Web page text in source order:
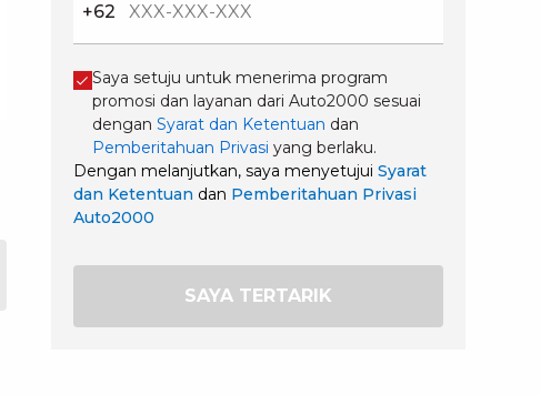
+62
Saya setuju untuk menerima program
promosi dan layanan dari Auto2000 sesuai
dengan Syarat dan Ketentuan dan
Pemberitahuan Privasi yang berlaku.
Dengan melanjutkan, saya menyetujui Syarat
dan Ketentuan dan Pemberitahuan Privasi
Auto2000
SAYA TERTARIK